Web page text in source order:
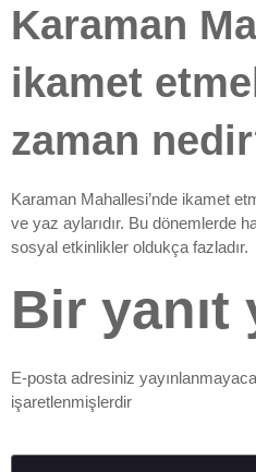
Karaman
ikamet
zaman
Karaman Mahallesi’nde ikamet
ve yaz aylarıdır. Bu dönemlerde
sosyal etkinlikler oldukça fazladır.
Bir yanıt
E-posta adresiniz
işaretlenmişlerdir